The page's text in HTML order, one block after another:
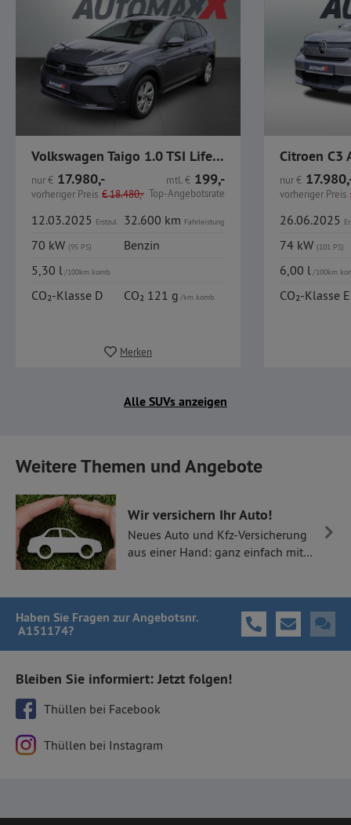
Volkswagen Taigo 1.0 TSI Life LED GJR CarPlay
nur€ 17.980,-
vorheriger Preis €18.480,-
mtl.€ 199,-
Top-Angebotsrate
12.03.2025 Erstzul. 32.600 km Fahrleistung
70 kW (95 PS)
Benzin
5,30 l/100km komb.
CO₂-Klasse D CO₂ 121 g/km komb.
Merken
nur€
vorheriger Preis
26.06.2025
74 kW (101 PS)
6,00 l/100km
CO₂-Klasse E
Alle SUVs anzeigen
Weitere Themen und Angebote
Wir versichern Ihr Auto!
Neues Auto und Kfz-Versicherung
aus einer Hand: ganz einfach mit
Haben Sie Fragen zur Angebotsnr.
A151174?
Bleiben Sie informiert: Jetzt folgen!
Thüllen bei Facebook
Thüllen bei Instagram